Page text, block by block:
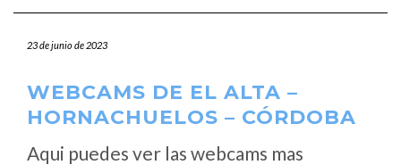
23 de junio de 2023
WEBCAMS DE EL ALTA –
HORNACHUELOS – CÓRDOBA
Aqui puedes ver las webcams mas